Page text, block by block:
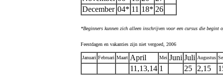
December 04* 11 18* 26
*Beginners kunnen zich alleen inschrijven voor een cursus die begint
Feestdagen en vakanties zijn niet vergoed, 2006
Januari Februari Maart April Mei Juni Juli Augustus
11,13,14 1 25 2,15